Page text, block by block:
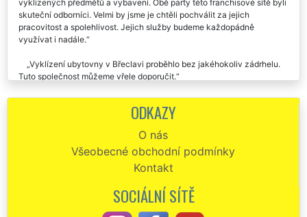
vyklizených předmětů a vybavení. Obě party této franchisové sítě byli
skuteční odborníci. Velmi by jsme je chtěli pochválit za jejich
pracovitost a spolehlivost. Jejich služby budeme každopádně
využívat i nadále.
Vyklízení ubytovny v Břeclavi proběhlo bez jakéhokoliv zádrhelu.
Tuto společnost můžeme vřele doporučit.
Chtěl bych jsem této společnosti EXTRA SLUŽBY moc poděkovat
za pomoc, kterou mi poskytli při vyklízení ubytovny v Břeclavi. Jejich
skutečnými profesionály. Děkuji a určitě doporučuji.
Minulý víkend mi tato společnost zajišťovala vyklizení ubytovny v
Břeclavi. Veškerý bordel a starý nábytek perfektně vyklidili a vše
odvezli. Po skončení vyklízení mi navíc zajistili výborné úklidové
služby. Není nic, co by se jim dalo vytknout, byl jsem skutečně velmi
ODKAZY
O nás
Všeobecné obchodní podmínky
Kontakt
SOCIÁLNÍ SÍTĚ